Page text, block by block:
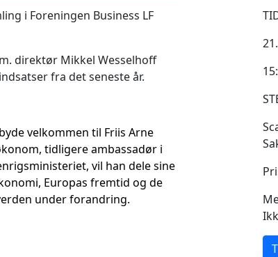
i Foreningen Business LF
direktør Mikkel Wesselhoff
fra det seneste år.
velkommen til Friis Arne
tidligere ambassadør i
vil han dele sine
Europas fremtid og de
under forandring.